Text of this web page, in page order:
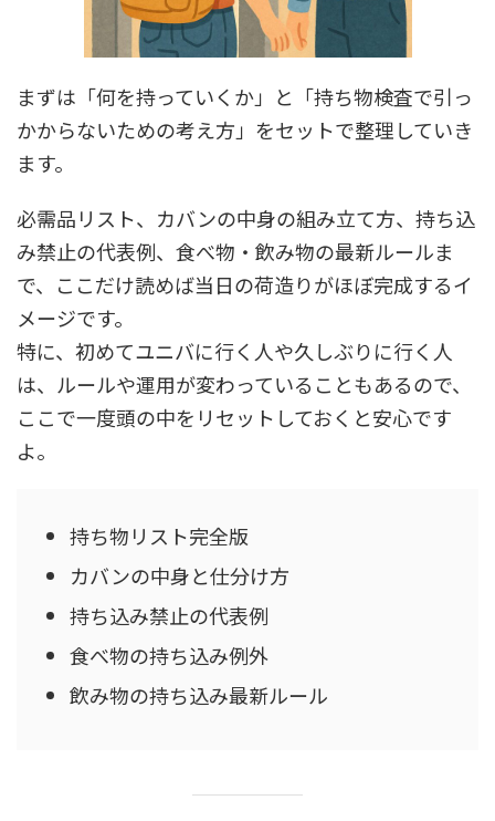
まずは「何を持っていくか」と「持ち物検査で引っ
かからないための考え方」をセットで整理していき
ます。
必需品リスト、カバンの中身の組み立て方、持ち込
み禁止の代表例、食べ物・飲み物の最新ルールま
で、ここだけ読めば当日の荷造りがほぼ完成するイ
メージです。
特に、初めてユニバに行く人や久しぶりに行く人
は、ルールや運用が変わっていることもあるので、
ここで一度頭の中をリセットしておくと安心です
よ。
持ち物リスト完全版
カバンの中身と仕分け方
持ち込み禁止の代表例
食べ物の持ち込み例外
飲み物の持ち込み最新ルール